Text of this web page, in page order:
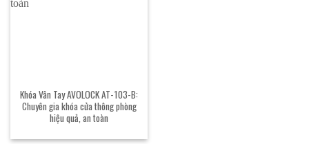
Khóa Vân Tay AVOLOCK AT-103-B:
Chuyên gia khóa cửa thông phòng
hiệu quả, an toàn